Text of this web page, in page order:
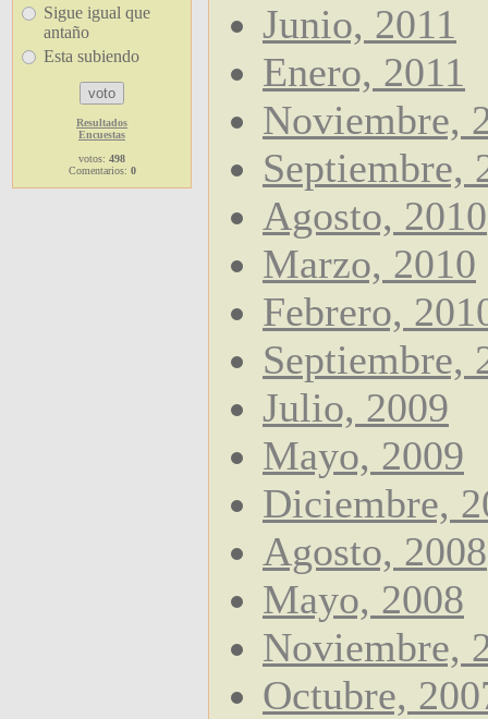
Sigue igual que
antaño
Esta subiendo
Resultados
Encuestas
votos: 498
Comentarios: 0
Junio, 2011
Enero, 2011
Noviembre,
Septiembre,
Agosto, 2010
Marzo, 2010
Febrero,
Septiembre,
Julio, 2009
Mayo, 2009
Diciembre,
Agosto, 2008
Mayo, 2008
Noviembre,
Octubre,